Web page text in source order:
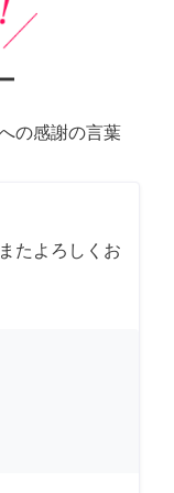
の感謝の言葉
たよろしくお